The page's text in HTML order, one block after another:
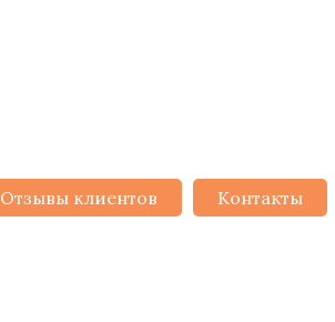
Отзывы клиентов Контакты